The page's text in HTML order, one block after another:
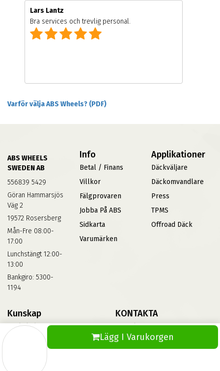
Lägg I Varukorgen
Lars Lantz
Bra services och trevlig personal.
Varför välja ABS Wheels? (PDF)
ABS WHEELS
SWEDEN AB
556839 5429
Göran Hammarsjös
Väg 2
19572 Rosersberg
Mån-Fre 08:00-
17:00
Lunchstängt 12:00-
13:00
Bankgiro: 5300-
1194
Info
Betal / Finans
Villkor
Fälgprovaren
Jobba På ABS
Sidkarta
Varumärken
Applikationer
Däckväljare
Däckomvandlare
Press
TPMS
Offroad Däck
Kunskap
Däckskola
Informationsbank Av Däck
KONTAKTA
Kontakta Oss
Vinterdäck